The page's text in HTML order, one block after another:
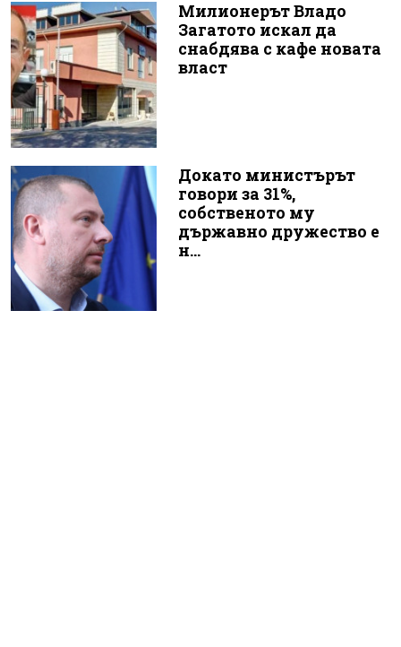
Милионерът Владо
Загатото искал да
снабдява с кафе новата
власт
Докато министърът
говори за 31%,
собственото му
държавно дружество е
н...